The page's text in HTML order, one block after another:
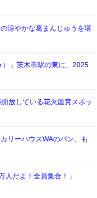
涼やかな葛まんじゅうを堪
」茨木市駅の東に、2025
放している花火鑑賞スポッ
リーハウスWAのパン、も
人だよ！全員集合！」